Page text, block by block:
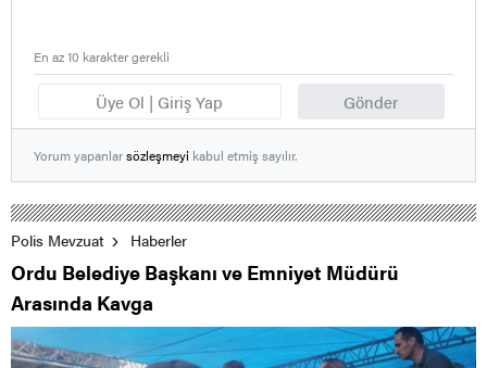
Üye Ol | Giriş Yap Gönder
En az 10 karakter gerekli
Yorum yapanlarsözleşmeyi kabul etmiş sayılır.
Polis Mevzuat Haberler
Ordu Belediye Başkanı ve Emniyet Müdürü
Arasında Kavga